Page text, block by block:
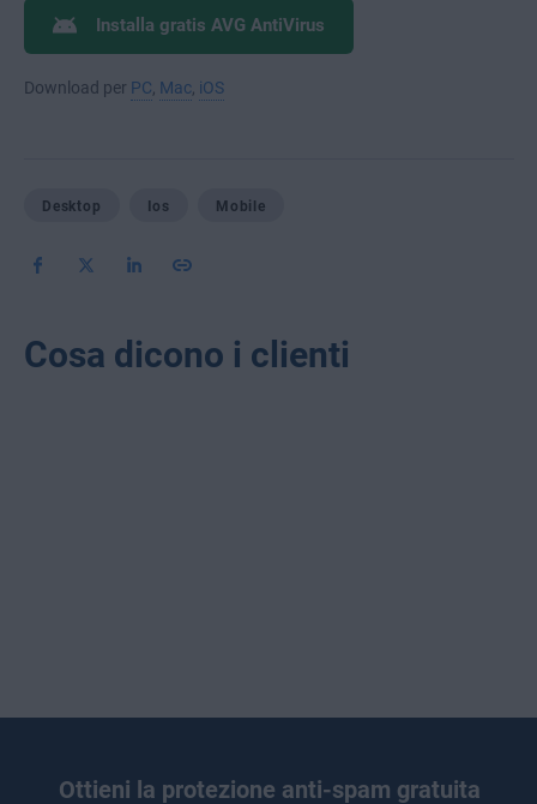
Installa gratis AVG AntiVirus
Download per PC, Mac, iOS
Desktop Ios Mobile
Cosa dicono i clienti
Ottieni la protezione anti-spam gratuita